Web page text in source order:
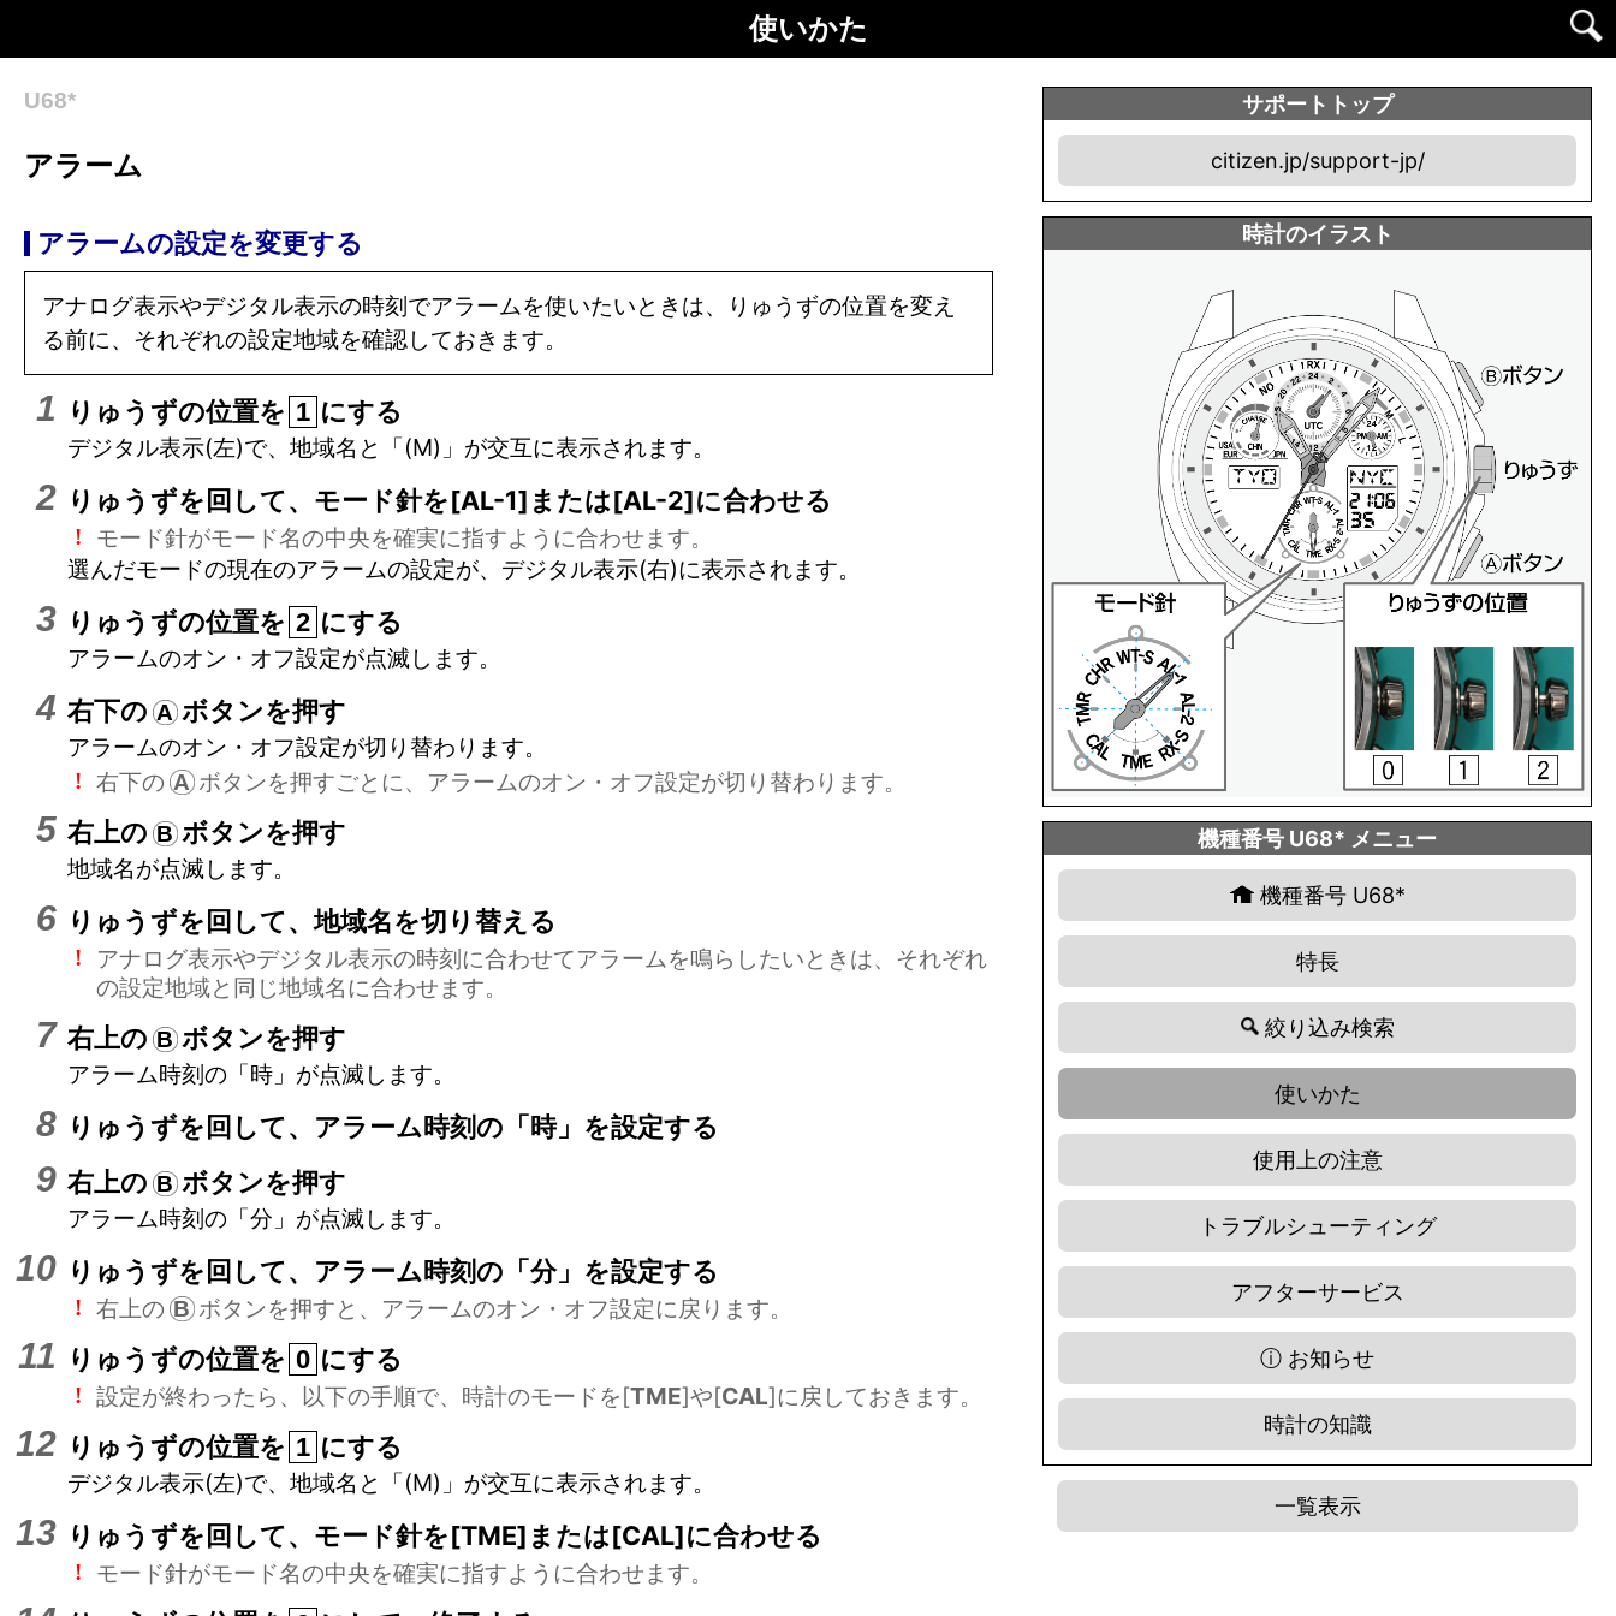
使いかた
サポートトップ
citizen.jp/support-jp/
時計のイラスト
機種番号 U68* メニュー
機種番号 U68*
特長
絞り込み検索
使いかた
使用上の注意
トラブルシューティング
アフターサービス
ⓘ お知らせ
時計の知識
一覧表示
U68*
アラーム
アラームの設定を変更する
アナログ表示やデジタル表示の時刻でアラームを使いたいときは、りゅうずの位置を変え
る前に、それぞれの設定地域を確認しておきます。
りゅうずの位置を 1 にする
デジタル表示(左)で、地域名と「(M)」が交互に表示されます。
りゅうずを回して、モード針を[AL-1]または[AL-2]に合わせる
!
モード針がモード名の中央を確実に指すように合わせます。
選んだモードの現在のアラームの設定が、デジタル表示(右)に表示されます。
りゅうずの位置を 2 にする
アラームのオン・オフ設定が点滅します。
右下の A ボタンを押す
アラームのオン・オフ設定が切り替わります。
! 右下の A ボタンを押すごとに、アラームのオン・オフ設定が切り替わります。
右上の B ボタンを押す
地域名が点滅します。
りゅうずを回して、地域名を切り替える
!
アナログ表示やデジタル表示の時刻に合わせてアラームを鳴らしたいときは、それぞれ
の設定地域と同じ地域名に合わせます。
右上の B ボタンを押す
アラーム時刻の「時」が点滅します。
りゅうずを回して、アラーム時刻の「時」を設定する
右上の B ボタンを押す
アラーム時刻の「分」が点滅します。
りゅうずを回して、アラーム時刻の「分」を設定する
! 右上の B ボタンを押すと、アラームのオン・オフ設定に戻ります。
りゅうずの位置を 0 にする
! 設定が終わったら、以下の手順で、時計のモードを[TME]や[CAL]に戻しておきます。
りゅうずの位置を 1 にする
デジタル表示(左)で、地域名と「(M)」が交互に表示されます。
りゅうずを回して、モード針を[TME]または[CAL]に合わせる
! モード針がモード名の中央を確実に指すように合わせます。